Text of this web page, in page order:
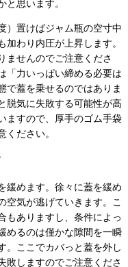
思います。
）置けばジャム瓶の空寸中
わり内圧が上昇します。
ませんのでご注意くださ
「力いっぱい締める必要は
で蓋を乗せるのではありま
脱気に失敗する可能性が高
ますので、厚手のゴム手袋
ださい。
緩めます。徐々に蓋を緩め
空気が逃げていきます。こ
もありますし、条件によっ
めるのは僅かな隙間を一瞬
。ここでカバっと蓋を外し
敗しますのでご注意くださ